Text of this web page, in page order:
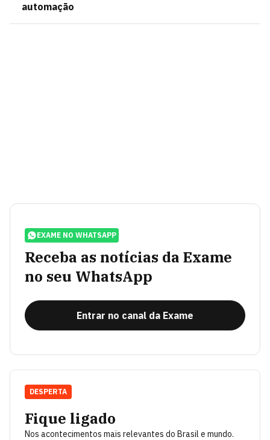
automação
EXAME NO WHATSAPP
Receba as notícias da Exame
no seu WhatsApp
Entrar no canal da Exame
Fique ligado
Nos acontecimentos mais relevantes do Brasil e mundo.
DESPERTA